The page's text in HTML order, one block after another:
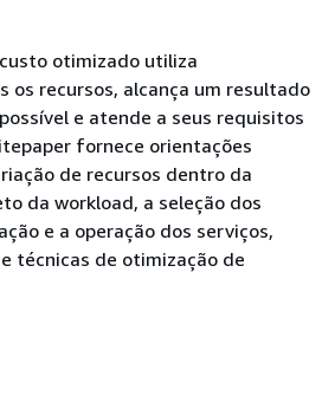
otimizado utiliza
os recursos, alcança um resultado
e atende a seus requisitos
fornece orientações
de recursos dentro da
da workload, a seleção dos
e a operação dos serviços,
técnicas de otimização de